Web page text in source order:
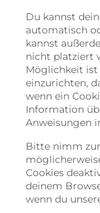
Du kannst
automatisch
kannst
nicht platziert
Möglichkeit ist
einzurichten,
wenn ein
Information
Anweisungen
Bitte nimm zur
Cookies
deinem
wenn du